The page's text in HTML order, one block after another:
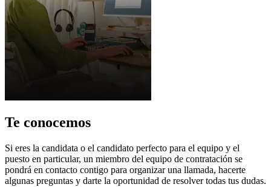
Te conocemos
Si eres la candidata o el candidato perfecto para el equipo y el
puesto en particular, un miembro del equipo de contratación se
pondrá en contacto contigo para organizar una llamada, hacerte
algunas preguntas y darte la oportunidad de resolver todas tus dudas.